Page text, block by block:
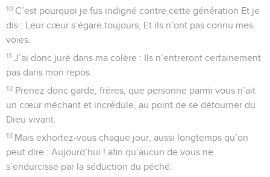
10 C’est pourquoi je fus indigné contre cette génération Et je
dis : Leur cœur s’égare toujours, Et ils n’ont pas connu mes
voies.
11 J’ai donc juré dans ma colère : Ils n’entreront certainement
pas dans mon repos.
12 Prenez donc garde, frères, que personne parmi vous n’ait
un cœur méchant et incrédule, au point de se détourner du
Dieu vivant.
13 Mais exhortez-vous chaque jour, aussi longtemps qu’on
peut dire : Aujourd’hui ! afin qu’aucun de vous ne
s’endurcisse par la séduction du péché.